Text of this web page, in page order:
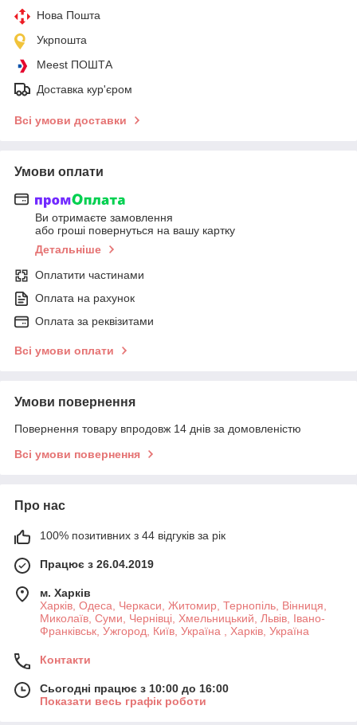
Нова Пошта
Укрпошта
Meest ПОШТА
Доставка кур'єром
Всі умови доставки
Умови оплати
Ви отримаєте замовлення
або гроші повернуться на вашу картку
Детальніше
Оплатити частинами
Оплата на рахунок
Оплата за реквізитами
Всі умови оплати
Умови повернення
Повернення товару впродовж 14 днів за домовленістю
Всі умови повернення
Про нас
100% позитивних з 44 відгуків за рік
Працює з 26.04.2019
м. Харків
Харків, Одеса, Черкаси, Житомир, Тернопіль, Вінниця,
Миколаїв, Суми, Чернівці, Хмельницький, Львів, Івано-
Франківськ, Ужгород, Київ, Україна , Харків, Україна
Контакти
Сьогодні працює з 10:00 до 16:00
Показати весь графік роботи